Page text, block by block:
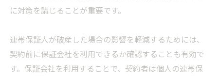
に対策を講じることが重要です。
連帯保証人が破産した場合の影響を軽減するためには、
契約前に保証会社を利用できるか確認することも有効で
す。保証会社を利用することで、契約者は個人の連帯保